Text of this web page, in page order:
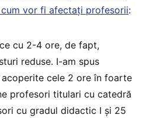
vor fi afectați profesorii:
cu 2-4 ore, de fapt,
reduse. I-am spus
cele 2 ore în foarte
profesori titulari cu catedră
cu gradul didactic I și 25